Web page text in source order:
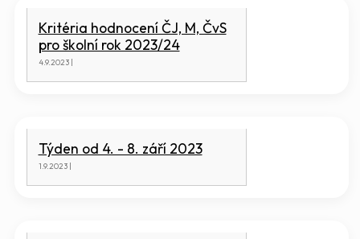
Kritéria hodnocení ČJ, M, ČvS
pro školní rok 2023/24
4.9.2023 |
Týden od 4. - 8. září 2023
1.9.2023 |